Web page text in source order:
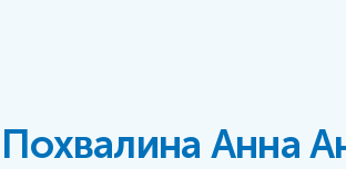
Похвалина Анна